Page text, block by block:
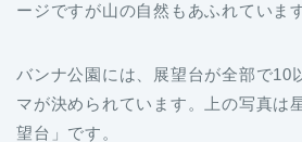
ージですが山の自然もあふれています
バンナ公園には、展望台が全部で10
マが決められています。上の写真は
望台」です。